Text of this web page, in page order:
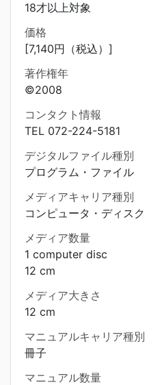
18才以上対象
価格
[7,140円（税込）]
著作権年
©2008
コンタクト情報
TEL 072-224-5181
デジタルファイル種別
プログラム・ファイル
メディアキャリア種別
コンピュータ・ディスク
メディア数量
1 computer disc
12 cm
メディア大きさ
12 cm
マニュアルキャリア種別
冊子
マニュアル数量